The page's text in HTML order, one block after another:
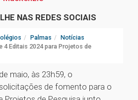
NAS REDES SOCIAIS
Palmas
Notícias
4 Editais 2024 para Projetos de
maio, às 23h59, o
de fomento para o